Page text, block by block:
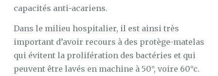
capacités anti-acariens.
Dans le milieu hospitalier, il est ainsi très
important d’avoir recours à des protège-matelas
qui évitent la prolifération des bactéries et qui
peuvent être lavés en machine à 50°, voire 60°c.